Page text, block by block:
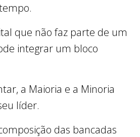
que não faz parte de um
integrar um bloco
a Maioria e a Minoria
líder.
das bancadas